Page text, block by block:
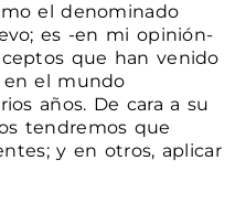
el denominado
es -en mi opinión-
que han venido
en el mundo
años. De cara a su
tendremos que
y en otros, aplicar